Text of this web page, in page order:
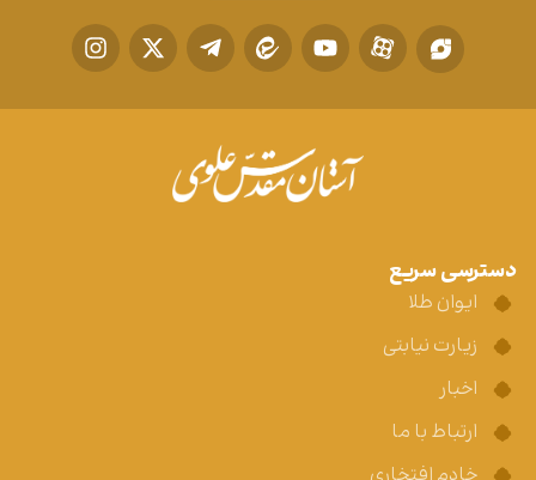
دسترسی سریع
ایوان طلا
زیارت نیابتی
اخبار
ارتباط با ما